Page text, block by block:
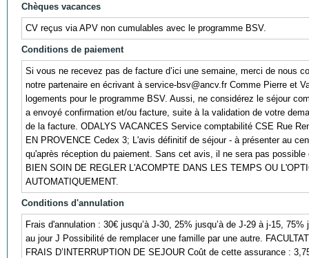
Chèques vacances
CV reçus via APV non cumulables avec le programme BSV.
Conditions de paiement
Si vous ne recevez pas de facture d’ici une semaine, merci de nous
notre partenaire en écrivant à service-bsv@ancv.fr Comme Pierre et
logements pour le programme BSV. Aussi, ne considérez le séjour
a envoyé confirmation et/ou facture, suite à la validation de votre
de la facture. ODALYS VACANCES Service comptabilité CSE Rue
EN PROVENCE Cedex 3; L'avis définitif de séjour - à présenter au
qu'après réception du paiement. Sans cet avis, il ne sera pas
BIEN SOIN DE REGLER L'ACOMPTE DANS LES TEMPS OU
AUTOMATIQUEMENT.
Conditions d'annulation
Frais d'annulation : 30€ jusqu’à J-30, 25% jusqu’à de J-29 à j-15,
au jour J Possibilité de remplacer une famille par une autre.
FRAIS D’INTERRUPTION DE SEJOUR Coût de cette assurance :